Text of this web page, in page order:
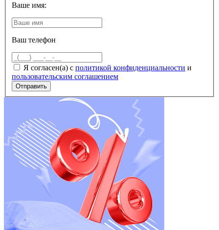
Ваше имя:
Ваш телефон
Я согласен(а) с политикой конфиденциальности и
пользовательским соглашением